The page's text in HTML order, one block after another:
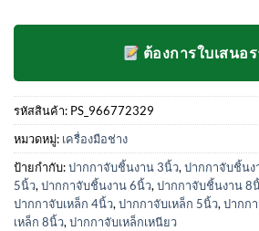
ต้องการใบเสนอ
รหัสสินค้า: PS_966772329
หมวดหมู่: เครื่องมือช่าง
ป้ายกำกับ:ปากกาจับชิ้นงาน 3นิ้ว, ปากกาจับชิ้นง
5นิ้ว, ปากกาจับชิ้นงาน 6นิ้ว, ปากกาจับชิ้นงาน 8
ปากกาจับเหล็ก 4นิ้ว, ปากกาจับเหล็ก 5นิ้ว, ปากก
เหล็ก 8นิ้ว, ปากกาจับเหล็กเหนียว